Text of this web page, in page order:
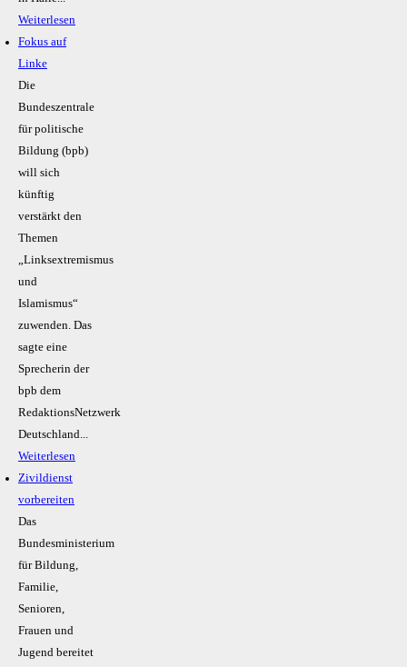
Weiterlesen
Fokus auf
Linke
Die
Bundeszentrale
für politische
Bildung (bpb)
will sich
künftig
verstärkt den
Themen
„Linksextremismus
und
Islamismus“
zuwenden. Das
sagte eine
Sprecherin der
bpb dem
RedaktionsNetzwerk
Deutschland...
Weiterlesen
Zivildienst
vorbereiten
Das
Bundesministerium
für Bildung,
Familie,
Senioren,
Frauen und
Jugend bereitet